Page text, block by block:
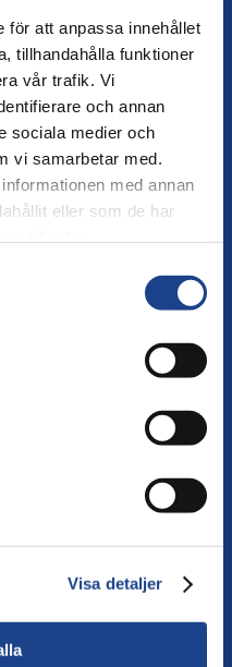
för att anpassa innehållet
tillhandahålla funktioner
vår trafik. Vi
och annan
sociala medier och
vi samarbetar med.
med annan
eller som de har
Visa detaljer